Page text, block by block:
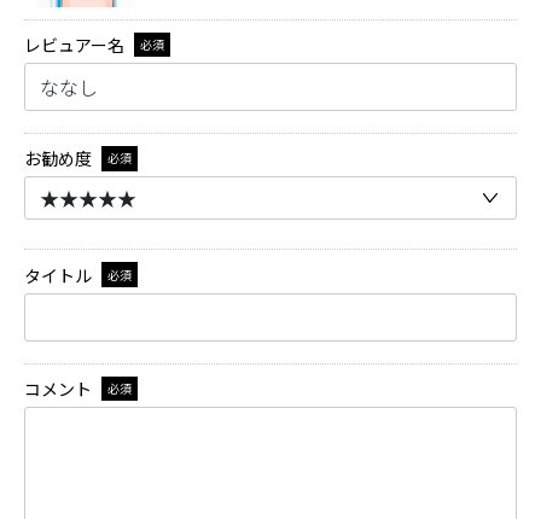
レビュアー名 必須
お勧め度 必須
タイトル 必須
コメント 必須